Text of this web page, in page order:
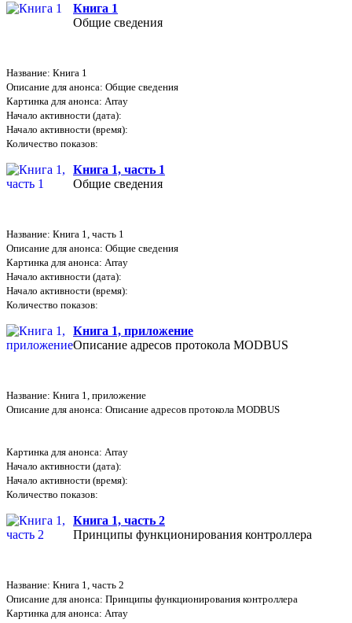
Книга 1
Общие сведения
Название: Книга 1
Описание для анонса: Общие сведения
Картинка для анонса: Array
Начало активности (дата):
Начало активности (время):
Количество показов:
Книга 1, часть 1
Общие сведения
Название: Книга 1, часть 1
Описание для анонса: Общие сведения
Картинка для анонса: Array
Начало активности (дата):
Начало активности (время):
Количество показов:
Книга 1, приложение
Описание адресов протокола MODBUS
Название: Книга 1, приложение
Описание для анонса: Описание адресов протокола MODBUS
Картинка для анонса: Array
Начало активности (дата):
Начало активности (время):
Количество показов:
Книга 1, часть 2
Принципы функционирования контроллера
Название: Книга 1, часть 2
Описание для анонса: Принципы функционирования контроллера
Картинка для анонса: Array